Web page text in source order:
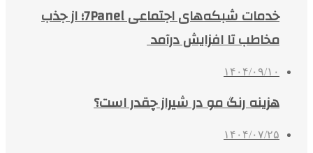
خدمات شبکه‌های اجتماعی 7Panel؛ از جذب
مخاطب تا افزایش درآمد
۱۴۰۴/۰۹/۱۰
هزینه رنگ مو در شیراز چقدر است؟
۱۴۰۴/۰۷/۲۵